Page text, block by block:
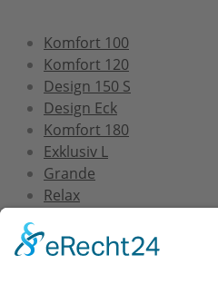
Komfort 100
Komfort 120
Design 150 S
Design Eck
Komfort 180
Exklusiv L
Grande
Relax
Service